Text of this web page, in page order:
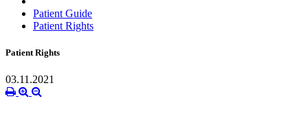
Patient Guide
Patient Rights
Patient Rights
03.11.2021